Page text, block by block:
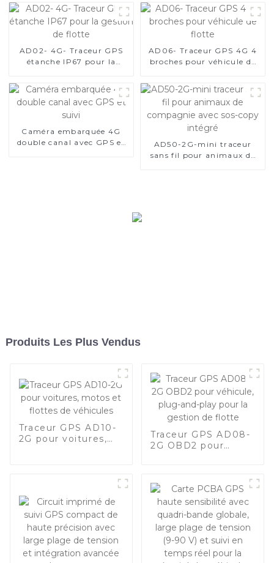
AD02- 4G- Traceur GPS
étanche IP67 pour la
AD06- Traceur GPS 4G 4
broches pour véhicule de
Caméra embarquée 4G
double canal avec GPS et
AD50-2G-mini traceur
sans fil pour animaux de
Produits Les Plus Vendus
Traceur GPS AD10-
2G pour voitures,
Traceur GPS AD08-
2G OBD2 pour